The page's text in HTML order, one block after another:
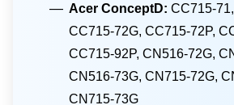
Acer ConceptD: CC715-
CC715-72G, CC715-72P,
CC715-92P, CN516-72G,
CN516-73G, CN715-72G,
CN715-73G